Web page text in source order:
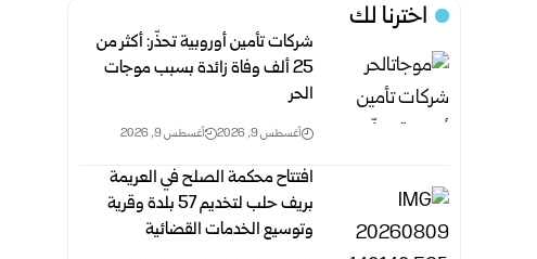
اخترنا لك
شركات تأمين أوروبية تحذّر: أكثر من
25 ألف وفاة زائدة بسبب موجات
الحر
أغسطس 9, 2026 أغسطس 9, 2026
افتتاح محكمة الصلح في العريمة
بريف حلب لتخديم 57 بلدة وقرية
وتوسيع الخدمات القضائية